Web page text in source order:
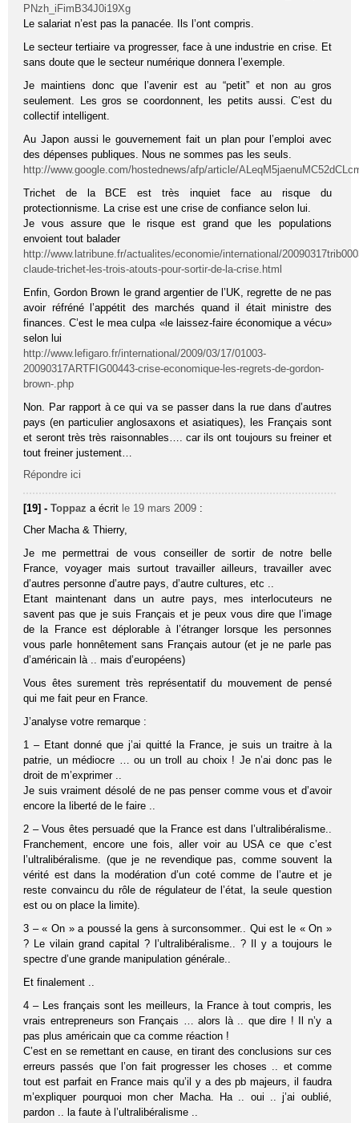
PNzh_iFimB34J0i19Xg
Le salariat n’est pas la panacée. Ils l’ont compris.
Le secteur tertiaire va progresser, face à une industrie en crise. Et
sans doute que le secteur numérique donnera l’exemple.
Je maintiens donc que l’avenir est au “petit” et non au gros
seulement. Les gros se coordonnent, les petits aussi. C’est du
collectif intelligent.
Au Japon aussi le gouvernement fait un plan pour l’emploi avec
des dépenses publiques. Nous ne sommes pas les seuls.
http://www.google.com/hostednews/afp/article/
Trichet de la BCE est très inquiet face au risque du
protectionnisme. La crise est une crise de confiance selon lui.
Je vous assure que le risque est grand que les populations
envoient tout balader
http://www.latribune.fr/actualites/economie/international/
claude-trichet-les-trois-atouts-pour-sortir-de-la-crise.html
Enfin, Gordon Brown le grand argentier de l’UK, regrette de ne pas
avoir réfréné l’appétit des marchés quand il était ministre des
finances. C’est le mea culpa «le laissez-faire économique a vécu»
selon lui
http://www.lefigaro.fr/international/2009/03/17/01003-
20090317ARTFIG00443-crise-economique-les-regrets-de-gordon-
brown-.php
Non. Par rapport à ce qui va se passer dans la rue dans d’autres
pays (en particulier anglosaxons et asiatiques), les Français sont
et seront très très raisonnables…. car ils ont toujours su freiner et
tout freiner justement…
Répondre ici
[19] -Toppaz a écrit le 19 mars 2009 :
Cher Macha & Thierry,
Je me permettrai de vous conseiller de sortir de notre belle
France, voyager mais surtout travailler ailleurs, travailler avec
d’autres personne d’autre pays, d’autre cultures, etc ..
Etant maintenant dans un autre pays, mes interlocuteurs ne
savent pas que je suis Français et je peux vous dire que l’image
de la France est déplorable à l’étranger lorsque les personnes
vous parle honnêtement sans Français autour (et je ne parle pas
d’américain là .. mais d’européens)
Vous êtes surement très représentatif du mouvement de pensé
qui me fait peur en France.
J’analyse votre remarque :
1 – Etant donné que j’ai quitté la France, je suis un traitre à la
patrie, un médiocre … ou un troll au choix ! Je n’ai donc pas le
droit de m’exprimer ..
Je suis vraiment désolé de ne pas penser comme vous et d’avoir
encore la liberté de le faire ..
2 – Vous êtes persuadé que la France est dans l’ultralibéralisme..
Franchement, encore une fois, aller voir au USA ce que c’est
l’ultralibéralisme. (que je ne revendique pas, comme souvent la
vérité est dans la modération d’un coté comme de l’autre et je
reste convaincu du rôle de régulateur de l’état, la seule question
est ou on place la limite).
3 – « On » a poussé la gens à surconsommer.. Qui est le « On »
? Le vilain grand capital ? l’ultralibéralisme.. ? Il y a toujours le
spectre d’une grande manipulation générale..
Et finalement ..
4 – Les français sont les meilleurs, la France à tout compris, les
vrais entrepreneurs son Français … alors là .. que dire ! Il n’y a
pas plus américain que ca comme réaction !
C’est en se remettant en cause, en tirant des conclusions sur ces
erreurs passés que l’on fait progresser les choses .. et comme
tout est parfait en France mais qu’il y a des pb majeurs, il faudra
m’expliquer pourquoi mon cher Macha. Ha .. oui .. j’ai oublié,
pardon .. la faute à l’ultralibéralisme ..